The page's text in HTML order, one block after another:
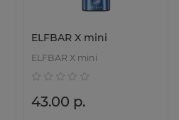
ELFBAR X mini
ELFBAR X mini
43.00 р.